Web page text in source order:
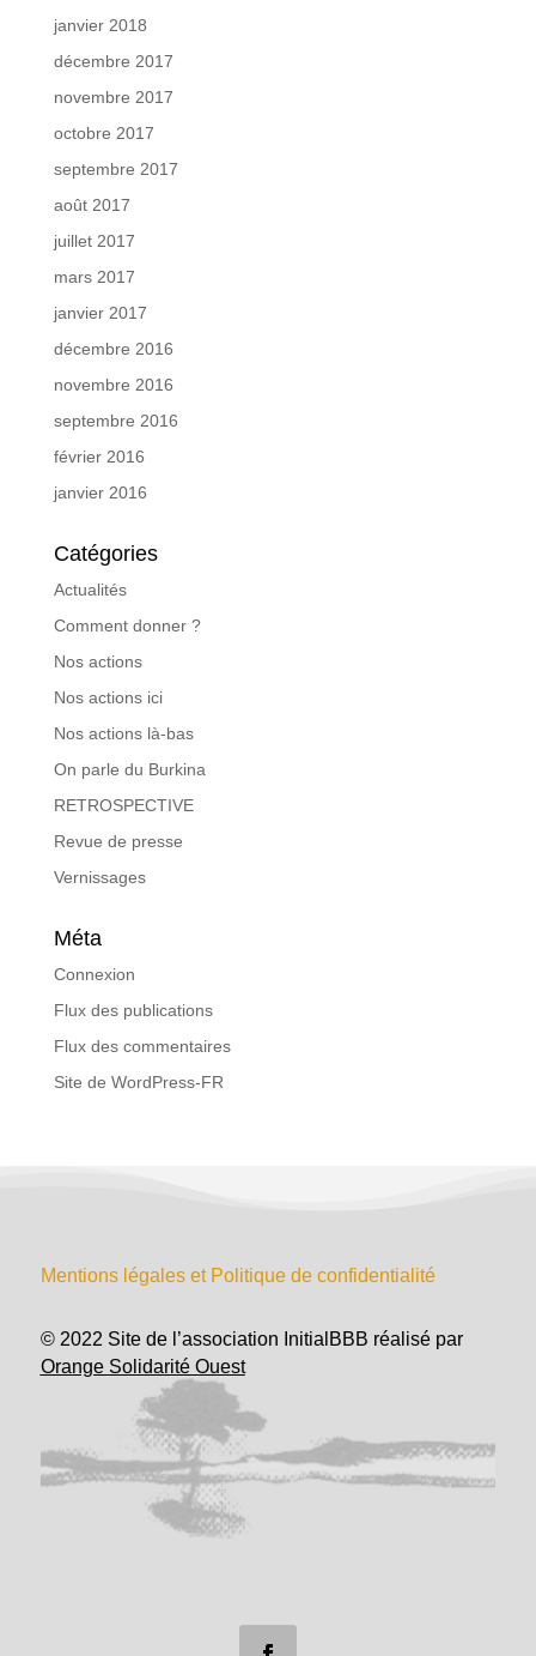
janvier 2018
décembre 2017
novembre 2017
octobre 2017
septembre 2017
août 2017
juillet 2017
mars 2017
janvier 2017
décembre 2016
novembre 2016
septembre 2016
février 2016
janvier 2016
Catégories
Actualités
Comment donner ?
Nos actions
Nos actions ici
Nos actions là-bas
On parle du Burkina
RETROSPECTIVE
Revue de presse
Vernissages
Méta
Connexion
Flux des publications
Flux des commentaires
Site de WordPress-FR
Mentions légales et Politique de confidentialité
© 2022 Site de l’association InitialBBB réalisé par
Orange Solidarité Ouest